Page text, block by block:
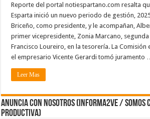
Reporte del portal notiespartano.com resalta
Esparta inició un nuevo periodo de gestión,
Briceño, como presidente, y le acompañan,
primer vicepresidente, Zonia Marcano, segunda
Francisco Loureiro, en la tesorería. La
el empresario Vicente Gerardi tomó juramento …
Leer Mas
ANUNCIA CON NOSOTROS (Informa2ve /
Productiva)